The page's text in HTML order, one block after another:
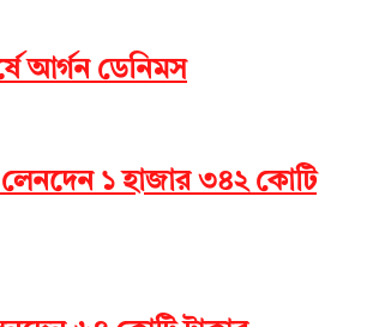
আর্গন ডেনিমস
১ হাজার ৩৪২ কোটি